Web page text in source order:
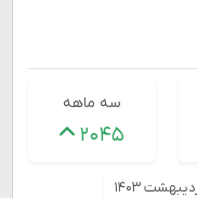
سه ماهه
۲۰۴۵
۱۴۰۳